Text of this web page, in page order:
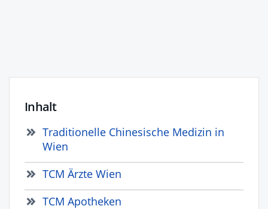
Inhalt
Traditionelle Chinesische Medizin in
Wien
TCM Ärzte Wien
TCM Apotheken